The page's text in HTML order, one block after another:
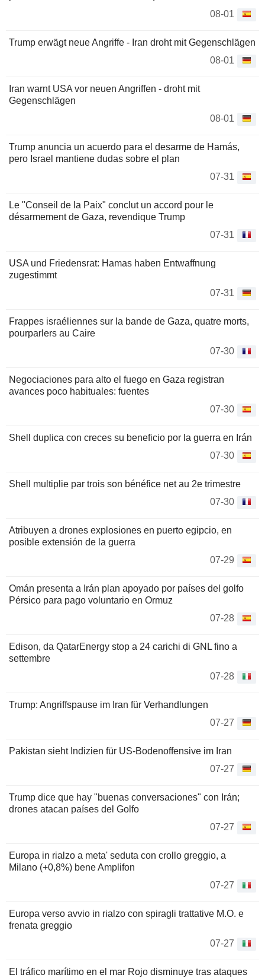
08-01
Trump erwägt neue Angriffe - Iran droht mit Gegenschlägen
08-01
Iran warnt USA vor neuen Angriffen - droht mit
Gegenschlägen
08-01
Trump anuncia un acuerdo para el desarme de Hamás,
pero Israel mantiene dudas sobre el plan
07-31
Le "Conseil de la Paix" conclut un accord pour le
désarmement de Gaza, revendique Trump
07-31
USA und Friedensrat: Hamas haben Entwaffnung
zugestimmt
07-31
Frappes israéliennes sur la bande de Gaza, quatre morts,
pourparlers au Caire
07-30
Negociaciones para alto el fuego en Gaza registran
avances poco habituales: fuentes
07-30
Shell duplica con creces su beneficio por la guerra en Irán
07-30
Shell multiplie par trois son bénéfice net au 2e trimestre
07-30
Atribuyen a drones explosiones en puerto egipcio, en
posible extensión de la guerra
07-29
Omán presenta a Irán plan apoyado por países del golfo
Pérsico para pago voluntario en Ormuz
07-28
Edison, da QatarEnergy stop a 24 carichi di GNL fino a
settembre
07-28
Trump: Angriffspause im Iran für Verhandlungen
07-27
Pakistan sieht Indizien für US-Bodenoffensive im Iran
07-27
Trump dice que hay "buenas conversaciones" con Irán;
drones atacan países del Golfo
07-27
Europa in rialzo a meta' seduta con crollo greggio, a
Milano (+0,8%) bene Amplifon
07-27
Europa verso avvio in rialzo con spiragli trattative M.O. e
frenata greggio
07-27
El tráfico marítimo en el mar Rojo disminuye tras ataques